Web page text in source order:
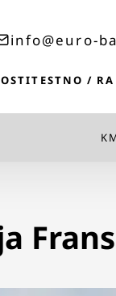
info@euro-
TESTNO /